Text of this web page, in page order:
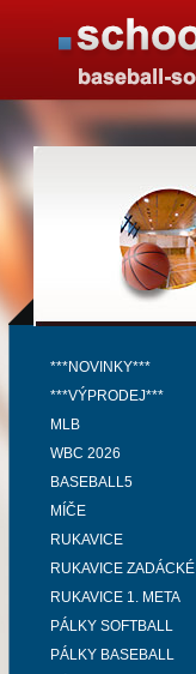
***NOVINKY***
***VÝPRODEJ***
MLB
WBC 2026
BASEBALL5
MÍČE
RUKAVICE
RUKAVICE ZADÁCKÉ
RUKAVICE 1. META
PÁLKY SOFTBALL
PÁLKY BASEBALL